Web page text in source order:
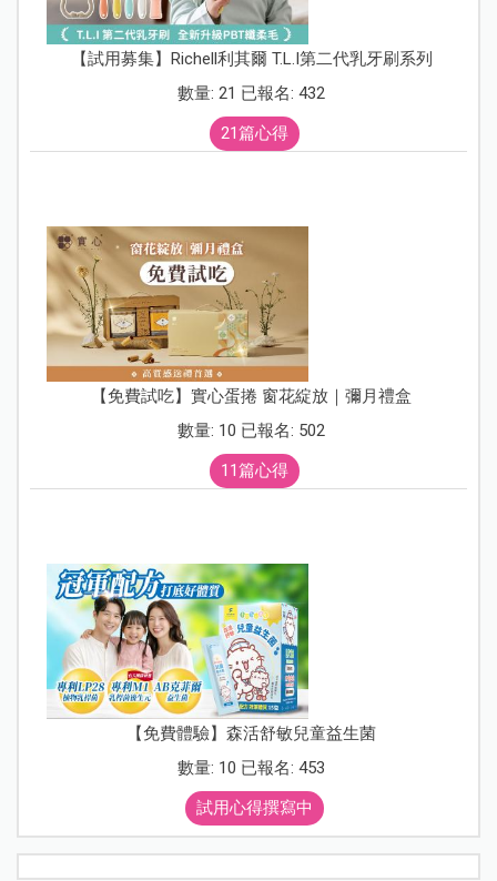
【試用募集】Richell利其爾 T.L.I第二代乳牙刷系列
數量: 21 已報名: 432
21篇心得
【免費試吃】實心蛋捲 窗花綻放｜彌月禮盒
數量: 10 已報名: 502
11篇心得
【免費體驗】森活舒敏兒童益生菌
數量: 10 已報名: 453
試用心得撰寫中